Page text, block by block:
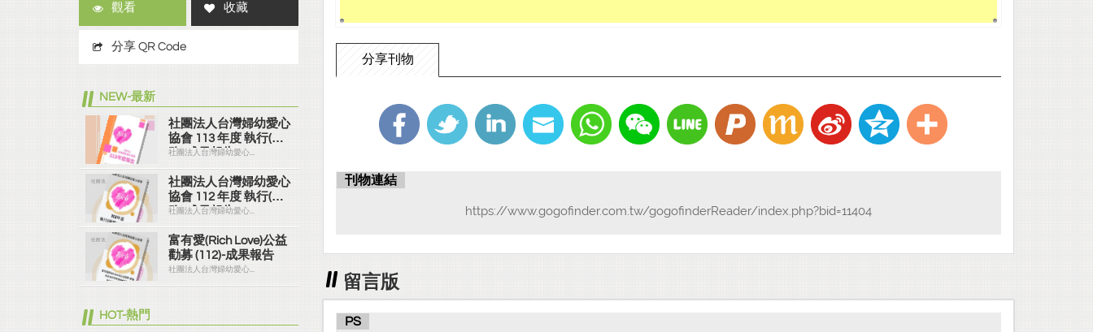
分享刊物
刊物連結
https://www.gogofinder.com.tw/gogofinderReader/index.php?bid=11404
留言版
PS
觀看 收藏
分享 QR Code
NEW-最新
社團法人台灣婦幼愛心
協會 113 年度 執行(服
務) 成果報告
社團法人台灣婦幼愛心...
社團法人台灣婦幼愛心
協會 112 年度 執行(服
務) 成果報告
社團法人台灣婦幼愛心...
富有愛(Rich Love)公益
勸募 (112)-成果報告
社團法人台灣婦幼愛心...
HOT-熱門